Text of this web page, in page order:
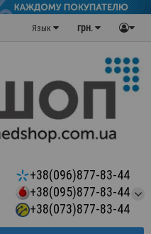
грн.
Язык
+38(096)877-83-44
+38(095)877-83-44
+38(073)877-83-44